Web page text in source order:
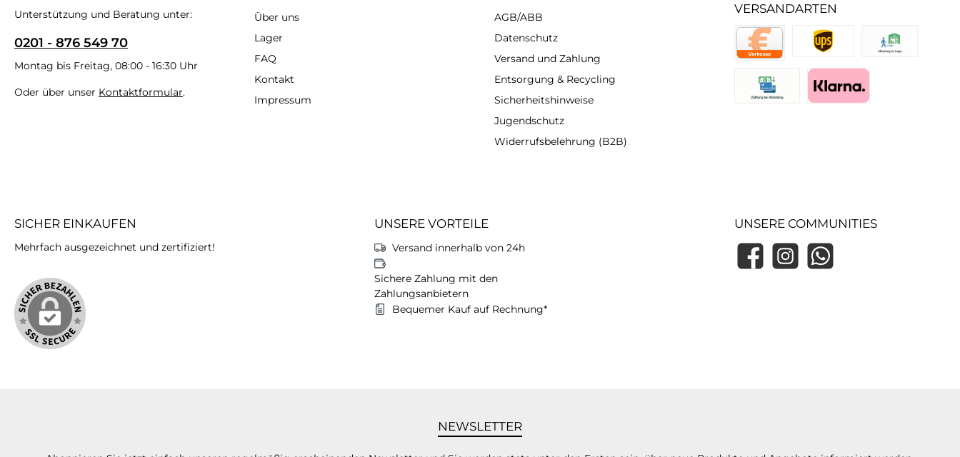
Unterstützung und Beratung unter:
0201 - 876 549 70
Montag bis Freitag, 08:00 - 16:30 Uhr
Oder über unser Kontaktformular.
Über uns
Lager
FAQ
Kontakt
Impressum
AGB/ABB
Datenschutz
Versand und Zahlung
Entsorgung & Recycling
Sicherheitshinweise
Jugendschutz
Widerrufsbelehrung (B2B)
VERSANDARTEN
SICHER EINKAUFEN
Mehrfach ausgezeichnet und zertifiziert!
UNSERE VORTEILE
Versand innerhalb von 24h
Sichere Zahlung mit den
Zahlungsanbietern
Bequemer Kauf auf Rechnung*
UNSERE COMMUNITIES
FacebookInstagramWhatsApp
NEWSLETTER